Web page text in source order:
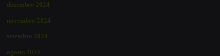
dezembro 2024
novembro 2024
setembro 2024
agosto 2024